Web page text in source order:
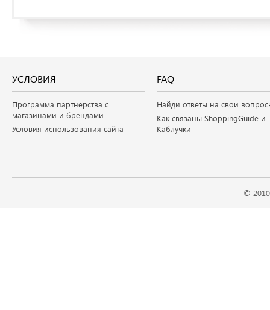
УСЛОВИЯ
Программа партнерства с
магазинами и брендами
Условия использования сайта
FAQ
Найди ответы на свои
Как связаны ShoppingGuide и
Каблучки
©